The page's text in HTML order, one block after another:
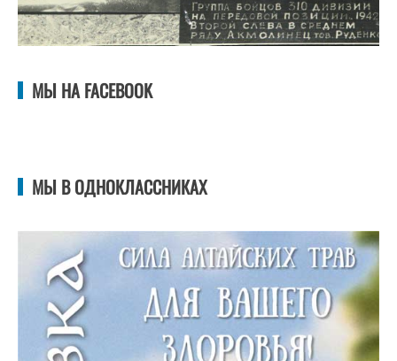
МЫ НА FACEBOOK
МЫ В ОДНОКЛАССНИКАХ